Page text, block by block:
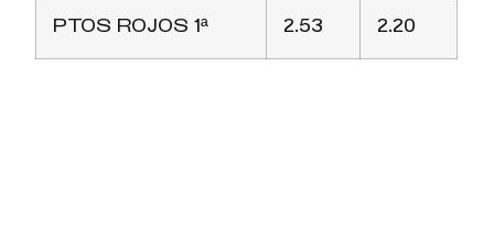
PTOS ROJOS 1ª 2.53 2.20